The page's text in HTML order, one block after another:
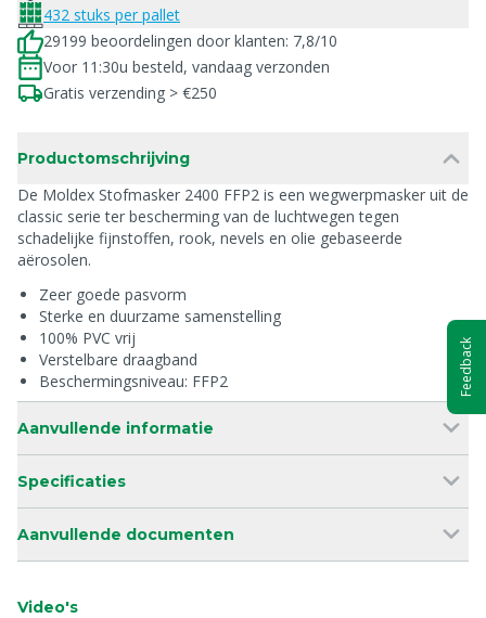
432 stuks per pallet
29199 beoordelingen door klanten: 7,8/10
Voor 11:30u besteld, vandaag verzonden
Gratis verzending > €250
Productomschrijving
De Moldex Stofmasker 2400 FFP2 is een wegwerpmasker uit de
classic serie ter bescherming van de luchtwegen tegen
schadelijke fijnstoffen, rook, nevels en olie gebaseerde
aërosolen.
Zeer goede pasvorm
Sterke en duurzame samenstelling
100% PVC vrij
Verstelbare draagband
Beschermingsniveau: FFP2
Aanvullende informatie
Specificaties
Aanvullende documenten
Video's
Feedback